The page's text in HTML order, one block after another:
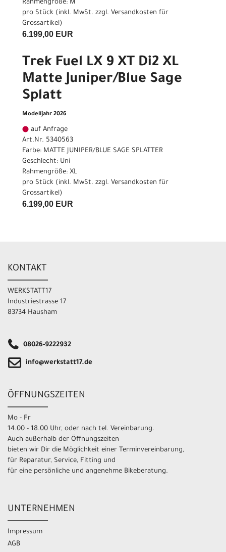
Rahmengröße: M
pro Stück (inkl. MwSt. zzgl. Versandkosten für
Grossartikel)
6.199,00 EUR
Trek Fuel LX 9 XT Di2 XL
Matte Juniper/Blue Sage
Splatt
Modelljahr 2026
auf Anfrage
Art.Nr. 5340563
Farbe: MATTE JUNIPER/BLUE SAGE SPLATTER
Geschlecht: Uni
Rahmengröße: XL
pro Stück (inkl. MwSt. zzgl. Versandkosten für
Grossartikel)
6.199,00 EUR
KONTAKT
WERKSTATT17
Industriestrasse 17
83734 Hausham
08026-9222932
info@werkstatt17.de
ÖFFNUNGSZEITEN
Mo - Fr
14.00 - 18.00 Uhr, oder nach tel. Vereinbarung.
Auch außerhalb der Öffnungszeiten
bieten wir Dir die Möglichkeit einer Terminvereinbarung,
für Reparatur, Service, Fitting und
für eine persönliche und angenehme Bikeberatung.
UNTERNEHMEN
Impressum
AGB